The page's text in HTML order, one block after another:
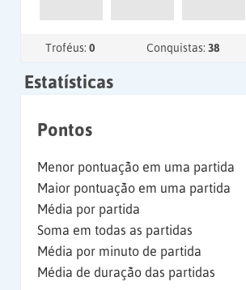
Troféus: 0 Conquistas: 38
Estatísticas
Pontos
Menor pontuação em uma partida
Maior pontuação em uma partida
Média por partida
Soma em todas as partidas
Média por minuto de partida
Média de duração das partidas